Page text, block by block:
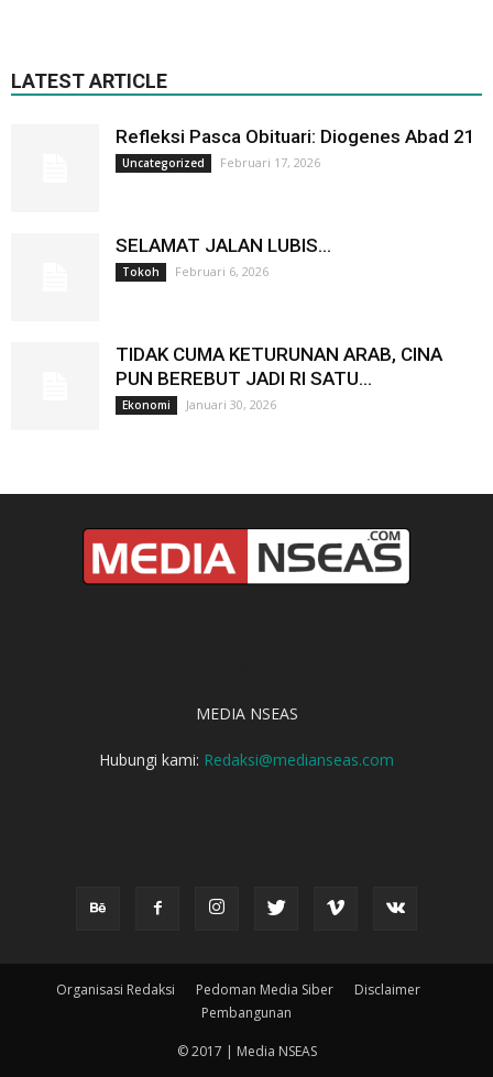
LATEST ARTICLE
Refleksi Pasca Obituari: Diogenes Abad 21
Uncategorized Februari 17, 2026
SELAMAT JALAN LUBIS…
Tokoh Februari 6, 2026
TIDAK CUMA KETURUNAN ARAB, CINA
PUN BEREBUT JADI RI SATU…
Ekonomi Januari 30, 2026
MEDIA NSEAS
Hubungi kami: Redaksi@medianseas.com
Organisasi Redaksi Pedoman Media Siber
Disclaimer
Pembangunan
© 2017 | Media NSEAS